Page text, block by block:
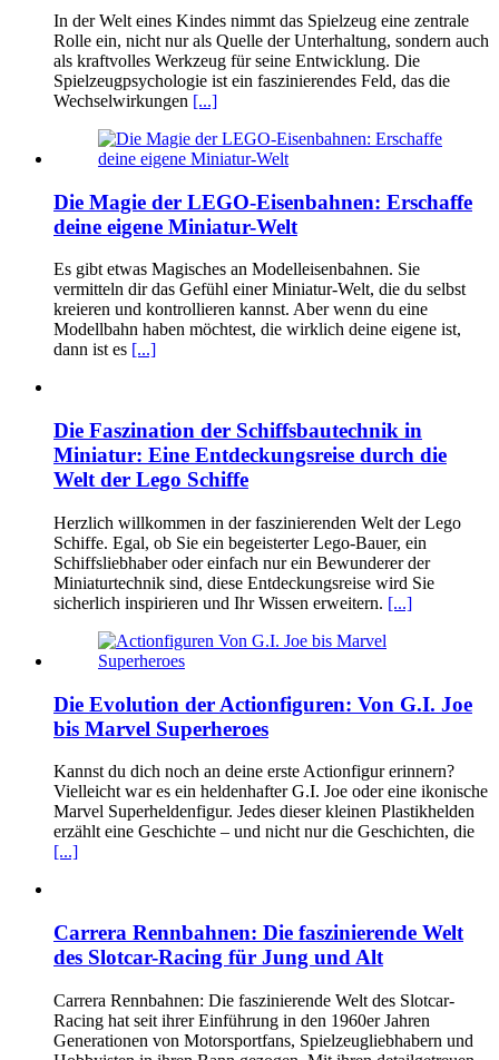
In der Welt eines Kindes nimmt das Spielzeug eine zentrale
Rolle ein, nicht nur als Quelle der Unterhaltung, sondern auch
als kraftvolles Werkzeug für seine Entwicklung. Die
Spielzeugpsychologie ist ein faszinierendes Feld, das die
Wechselwirkungen [...]
Die Magie der LEGO-Eisenbahnen: Erschaffe
deine eigene Miniatur-Welt
Es gibt etwas Magisches an Modelleisenbahnen. Sie
vermitteln dir das Gefühl einer Miniatur-Welt, die du selbst
kreieren und kontrollieren kannst. Aber wenn du eine
Modellbahn haben möchtest, die wirklich deine eigene ist,
dann ist es [...]
Die Faszination der Schiffsbautechnik in
Miniatur: Eine Entdeckungsreise durch die
Welt der Lego Schiffe
Herzlich willkommen in der faszinierenden Welt der Lego
Schiffe. Egal, ob Sie ein begeisterter Lego-Bauer, ein
Schiffsliebhaber oder einfach nur ein Bewunderer der
Miniaturtechnik sind, diese Entdeckungsreise wird Sie
sicherlich inspirieren und Ihr Wissen erweitern. [...]
Die Evolution der Actionfiguren: Von G.I. Joe
bis Marvel Superheroes
Kannst du dich noch an deine erste Actionfigur erinnern?
Vielleicht war es ein heldenhafter G.I. Joe oder eine ikonische
Marvel Superheldenfigur. Jedes dieser kleinen Plastikhelden
erzählt eine Geschichte – und nicht nur die Geschichten, die
[...]
Carrera Rennbahnen: Die faszinierende Welt
des Slotcar-Racing für Jung und Alt
Carrera Rennbahnen: Die faszinierende Welt des Slotcar-
Racing hat seit ihrer Einführung in den 1960er Jahren
Generationen von Motorsportfans, Spielzeugliebhabern und